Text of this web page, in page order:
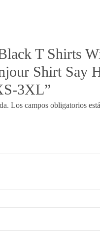
T Shirts
Shirt
3XL”
Los campos obligatorios